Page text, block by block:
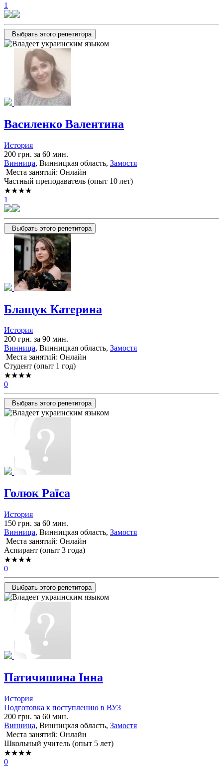
1
Выбрать этого репетитора
Василенко Валентина
История
200 грн. за 60 мин.
Винница, Винницкая область, Замостя
Места занятий: Онлайн
Частный преподаватель (опыт 10 лет)
★★★★
1
Выбрать этого репетитора
Блащук Катерина
История
200 грн. за 90 мин.
Винница, Винницкая область, Замостя
Места занятий: Онлайн
Cтудент (опыт 1 год)
★★★★
0
Выбрать этого репетитора
Голюк Раїса
История
150 грн. за 60 мин.
Винница, Винницкая область, Замостя
Места занятий: Онлайн
Аспирант (опыт 3 года)
★★★★
0
Выбрать этого репетитора
Патичишина Інна
История
Подготовка к поступлению в ВУЗ
200 грн. за 60 мин.
Винница, Винницкая область, Замостя
Места занятий: Онлайн
Школьный учитель (опыт 5 лет)
★★★★
0